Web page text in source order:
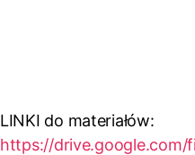
LINKI do materiałów:
https://drive.google.com/